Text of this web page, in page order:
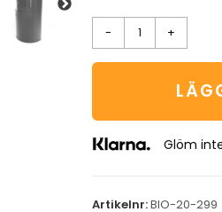
- +
Glöm
Artikelnr:BIO-20-299